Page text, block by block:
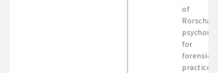
of
for
forensic
practice.